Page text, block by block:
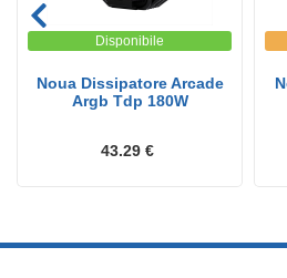
Disponibile
Noua Dissipatore Arcade
Argb Tdp 180W
43.29 €